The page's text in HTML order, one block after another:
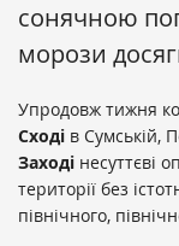
сонячною
морози
Упродовж тижня
Сході в Сумській,
Заході несуттєві
території без
північного,